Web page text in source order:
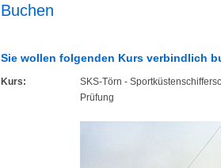
Buchen
Sie wollen folgenden Kurs verbindlich
Kurs:
SKS-Törn -
Prüfung